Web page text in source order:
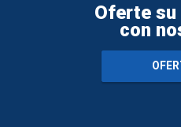
Oferte su
con